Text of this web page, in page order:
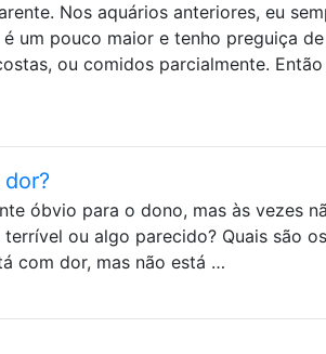
Nos aquários anteriores, eu
um pouco maior e tenho preguiça de
ou comidos parcialmente. Então
óbvio para o dono, mas às vezes
ou algo parecido? Quais são os
com dor, mas não está …